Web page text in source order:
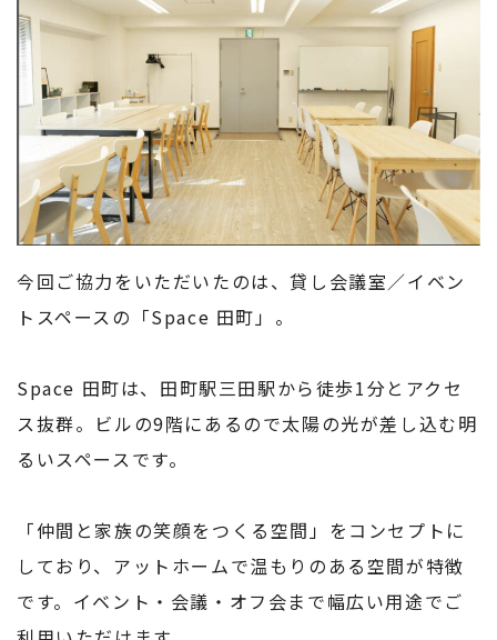
今回ご協力をいただいたのは、貸し会議室／イベン
トスペースの「Space 田町」。
Space 田町は、田町駅三田駅から徒歩1分とアクセ
ス抜群。ビルの9階にあるので太陽の光が差し込む明
るいスペースです。
「仲間と家族の笑顔をつくる空間」をコンセプトに
しており、アットホームで温もりのある空間が特徴
です。イベント・会議・オフ会まで幅広い用途でご